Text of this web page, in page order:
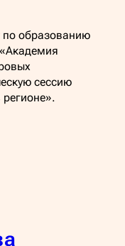
по образованию
сессию